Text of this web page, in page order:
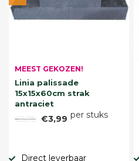
MEEST GEKOZEN!
Linia palissade
15x15x60cm strak
antraciet
€5,75 €3,99 per stuks
Direct leverbaar